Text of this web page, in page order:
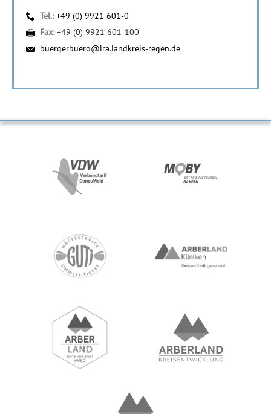
Tel.:+49 (0) 9921 601-0
Fax:+49 (0) 9921 601-100
buergerbuero@lra.landkreis-regen.de